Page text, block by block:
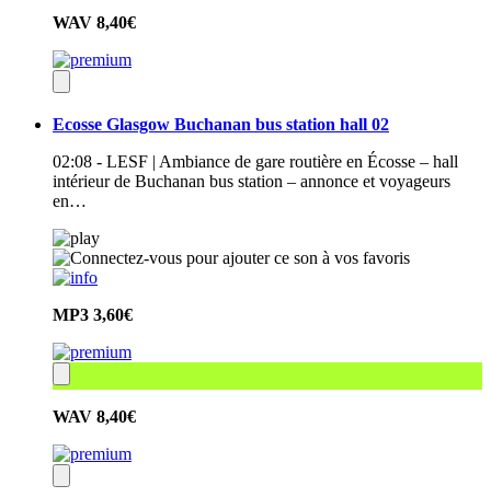
WAV 8,40€
Ecosse Glasgow Buchanan bus station hall 02
02:08 - LESF | Ambiance de gare routière en Écosse – hall
intérieur de Buchanan bus station – annonce et voyageurs
en…
MP3 3,60€
WAV 8,40€